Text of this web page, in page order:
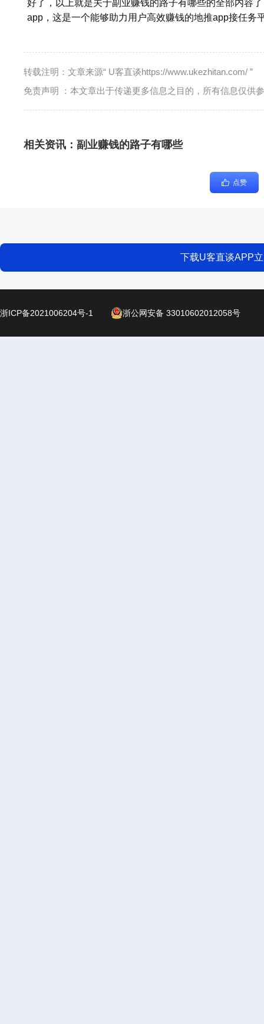
好了，以上就是关于副业赚钱的路子有哪些的全部内容
app，这是一个能够助力用户高效赚钱的地推app接任务
转载注明：文章来源“ U客直谈https://www.ukezhitan.com/ ”
免责声明 ：本文章出于传递更多信息之目的，所有信息仅供
相关资讯： 副业赚钱的路子有哪些
点赞
下载U客直谈APP
浙ICP备2021006204号-1 浙公网安备 33010602012058号